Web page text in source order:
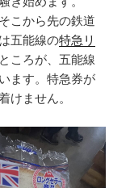
こから先の鉄道
は五能線の特急リ
ころが、五能線
ます。特急券が
けません。